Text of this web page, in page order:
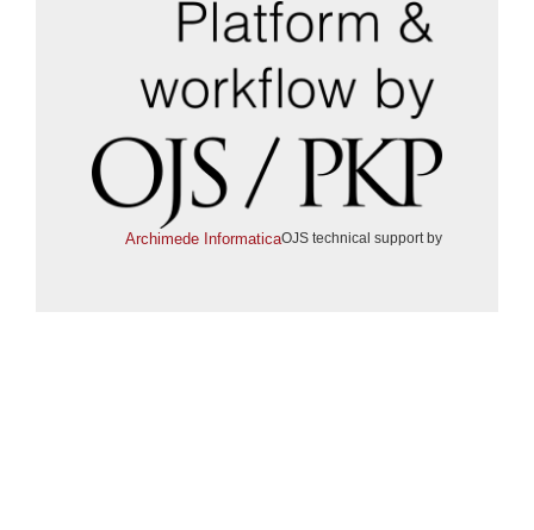
OJS technical support by
Archimede Informatica